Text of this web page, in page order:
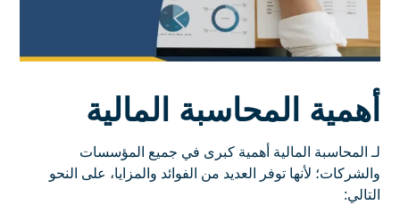
أهمية المحاسبة المالية
لـ المحاسبة المالية أهمية كبرى في جميع المؤسسات
والشركات؛ لأنها توفر العديد من الفوائد والمزايا، على النحو
التالي: